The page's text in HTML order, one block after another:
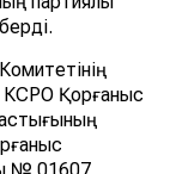
КСРО Қорғаныс
№ 01607